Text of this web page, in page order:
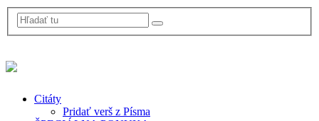
Citáty
Pridať verš z Písma